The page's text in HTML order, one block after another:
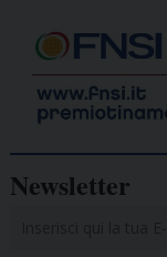
Newsletter